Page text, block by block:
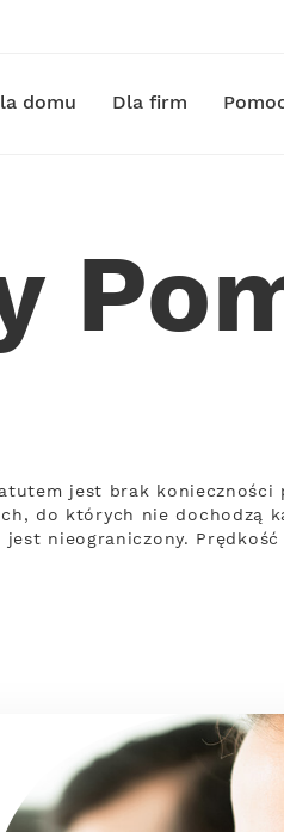
domu Dla firm
jest brak konieczności
do których nie dochodzą
nieograniczony.